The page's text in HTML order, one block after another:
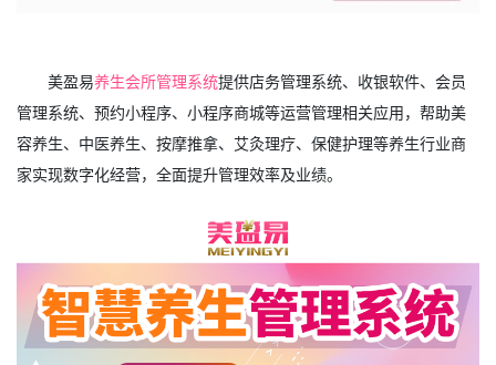
美盈易养生会所管理系统提供店务管理系统、收银软件、会员
管理系统、预约小程序、小程序商城等运营管理相关应用，帮助美
容养生、中医养生、按摩推拿、艾灸理疗、保健护理等养生行业商
家实现数字化经营，全面提升管理效率及业绩。